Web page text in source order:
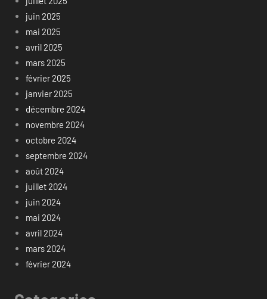
juin 2025
mai 2025
avril 2025
mars 2025
février 2025
janvier 2025
décembre 2024
novembre 2024
octobre 2024
septembre 2024
août 2024
juillet 2024
juin 2024
mai 2024
avril 2024
mars 2024
février 2024